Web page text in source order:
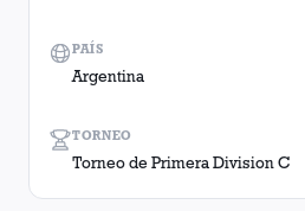
TORNEO
Torneo de Primera Division C
PAÍS
Argentina